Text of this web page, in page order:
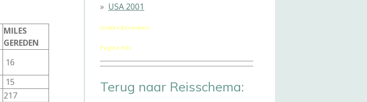
MILES
GEREDEN
16
15
217
USA 2001
Unieke Bezoekers
Pagina Hits
Terug naar Reisschema: